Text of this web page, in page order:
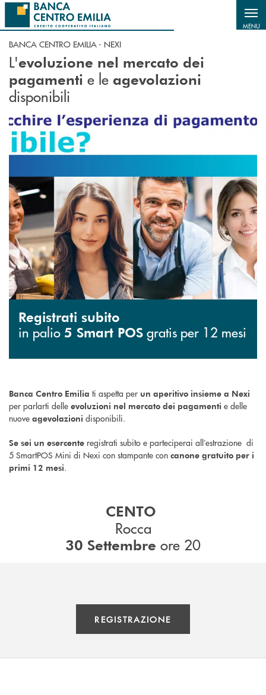
Salta al contenuto principale
MENU
BANCA CENTRO EMILIA - NEXI
L'evoluzione nel mercato dei
pagamenti e le agevolazioni
disponibili
Registrati subito
in palio 5 Smart POS gratis per 12 mesi
Banca Centro Emilia ti aspetta per un aperitivo insieme a Nexi
per parlarti delle evoluzioni nel mercato dei pagamenti e delle
nuove agevolazioni disponibili.
Se sei un esercente registrati subito e parteciperai all’estrazione di
5 SmartPOS Mini di Nexi con stampante con canone gratuito per i
primi 12 mesi.
CENTO
Rocca
30 Settembre ore 20
REGISTRAZIONE